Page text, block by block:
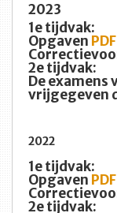
2023
1e tijdvak:
Opgaven PDF
2e tijdvak:
De examens
vrijgegeven
2022
1e tijdvak:
Opgaven PDF
2e tijdvak: